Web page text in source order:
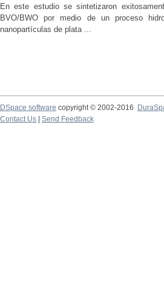
En este estudio se sintetizaron
BVO/BWO por medio de un proceso
nanopartículas de plata ...
DSpace software copyright © 2002-2016
Contact Us
Send Feedback